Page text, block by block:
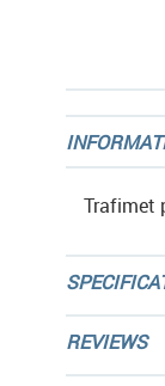
Trafimet
REVIEWS